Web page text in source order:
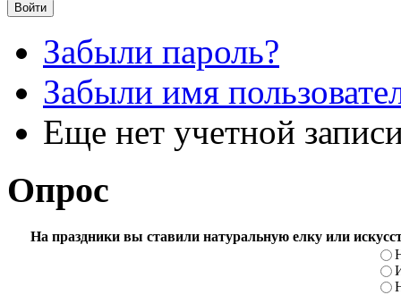
Забыли пароль?
Забыли имя
Еще нет учетной
Опрос
На праздники вы ставили натуральную елку или